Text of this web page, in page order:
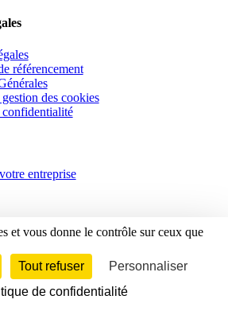
référencement
des cookies
entreprise
Tous droits réservés.
et vous donne le contrôle sur ceux que
Tout refuser
Personnaliser
de confidentialité